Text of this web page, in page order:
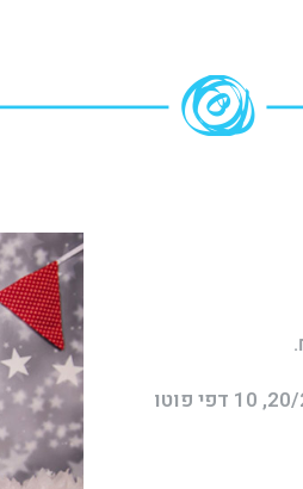
ניתן להוסיף אלבום דיגיטלי מהודר עם כריכת תמונה בגודל 20/27, 10 דפי פוטו